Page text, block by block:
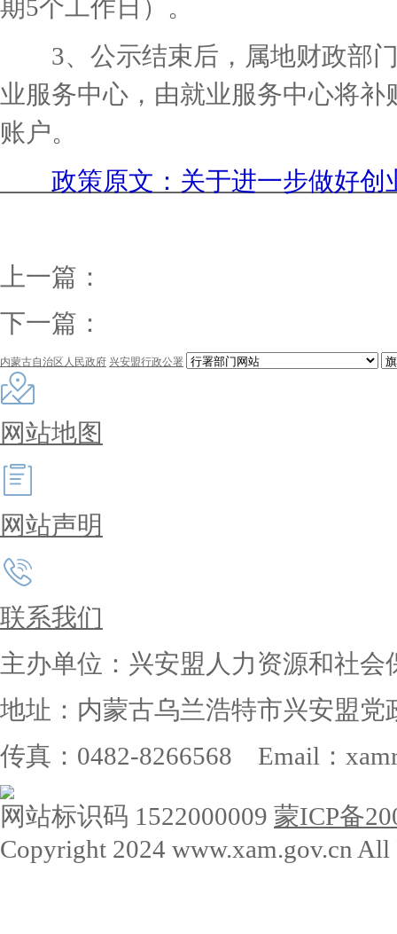
期5个工作日）。
3、公示结束后，属地财政部门
业服务中心，由就业服务中心将
账户。
政策原文：关于进一步做好创
上一篇：
下一篇：
内蒙古自治区人民政府 兴安盟行政公署
网站地图
网站声明
联系我们
主办单位：兴安盟人力资源和社会
地址：内蒙古乌兰浩特市兴安盟党
传真：0482-8266568 Email：
网站标识码 1522000009 蒙ICP备
Copyright 2024 www.xam.gov.cn All